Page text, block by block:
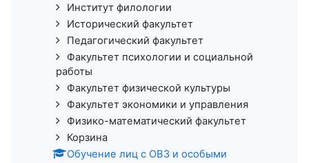
Институт филологии
Исторический факультет
Педагогический факультет
Факультет психологии и социальной
работы
Факультет физической культуры
Факультет экономики и управления
Физико-математический факультет
Корзина
Обучение лиц с ОВЗ и особыми